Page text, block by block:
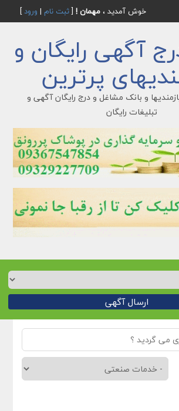
خوش آمدید ، مهمان ![ثبت نام | ورود]
آگهی رایگان و
پرترین
و بانک مشاغل و درج رایگان آگهی و
تبلیغات رایگان
ارسال آگهی